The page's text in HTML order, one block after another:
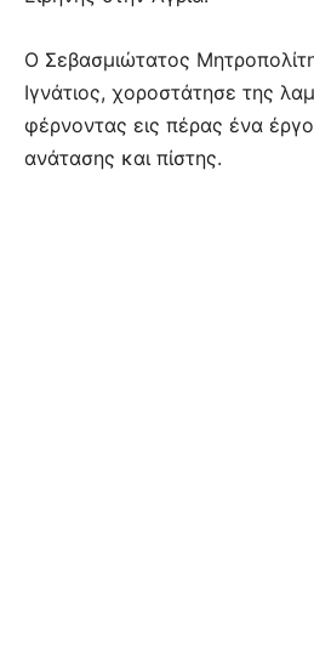
Ο Σεβασμιώτατος
Ιγνάτιος, χοροστάτησε της
φέρνοντας εις πέρας ένα
ανάτασης και πίστης.